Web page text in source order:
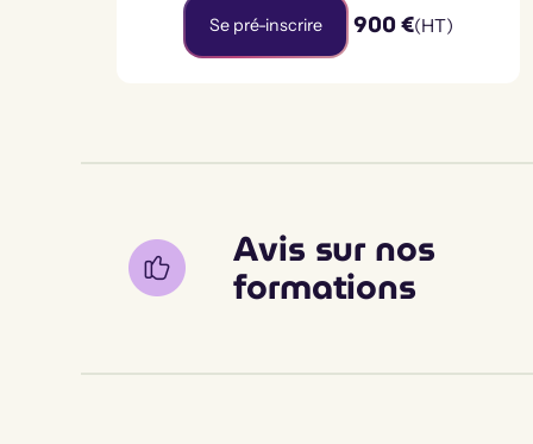
Se pré-inscrire 900 €(HT)
Avis sur nos
formations